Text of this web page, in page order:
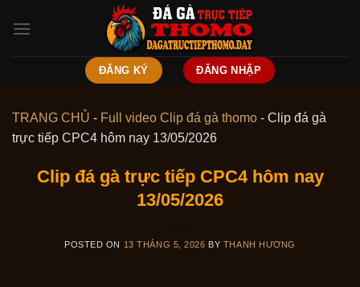
ĐĂNG KÝ ĐĂNG NHẬP
TRANG CHỦ - Full video Clip đá gà thomo - Clip đá gà
trực tiếp CPC4 hôm nay 13/05/2026
Clip đá gà trực tiếp CPC4 hôm nay
13/05/2026
POSTED ON 13 THÁNG 5, 2026 BY THANH HƯƠNG